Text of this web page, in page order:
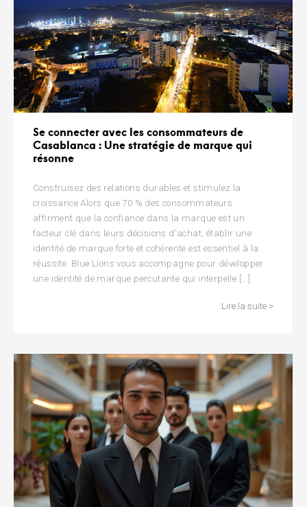
Se connecter avec les consommateurs de
Casablanca : Une stratégie de marque qui
résonne
Construisez des relations durables et stimulez la
croissance Alors que 70 % des consommateurs
affirment que la confiance dans la marque est un
facteur clé dans leurs décisions d'achat, établir une
identité de marque forte et cohérente est essentiel à la
réussite. Blue Lions vous accompagne pour développer
une identité de marque percutante qui interpelle [...]
Lire la suite >